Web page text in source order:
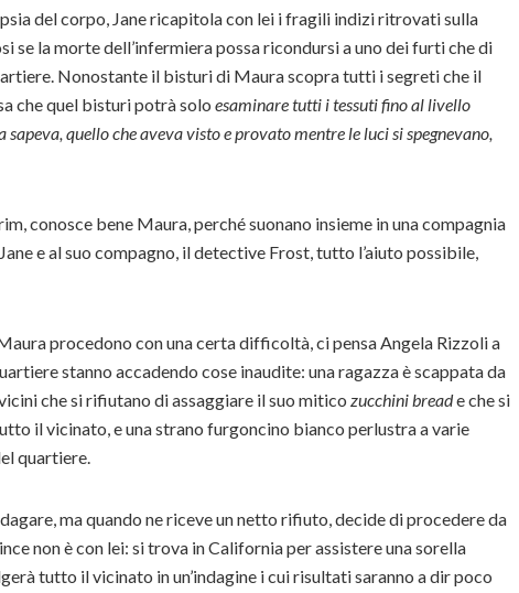
del corpo, Jane ricapitola con lei i fragili indizi ritrovati sulla
se la morte dell’infermiera possa ricondursi a uno dei furti che di
Nonostante il bisturi di Maura scopra tutti i segreti che il
che quel bisturi potrà solo esaminare tutti i tessuti fino al livello
sapeva, quello che aveva visto e provato mentre le luci si spegnevano,
conosce bene Maura, perché suonano insieme in una compagnia
e al suo compagno, il detective Frost, tutto l’aiuto possibile,
procedono con una certa difficoltà, ci pensa Angela Rizzoli a
stanno accadendo cose inaudite: una ragazza è scappata da
che si rifiutano di assaggiare il suo mitico zucchini breade che si
il vicinato, e una strano furgoncino bianco perlustra a varie
quartiere.
ma quando ne riceve un netto rifiuto, decide di procedere da
non è con lei: si trova in California per assistere una sorella
tutto il vicinato in un’indagine i cui risultati saranno a dir poco